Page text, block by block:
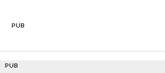
PUB
PUB